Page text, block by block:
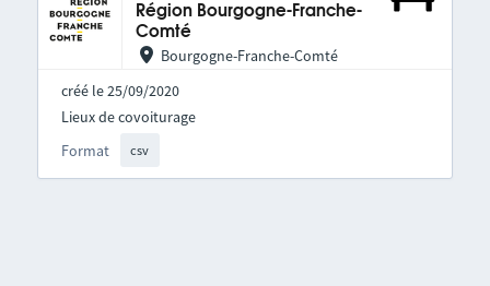
Région Bourgogne-Franche-
Comté
Bourgogne-Franche-Comté
créé le 25/09/2020
Format csv
Lieux de covoiturage